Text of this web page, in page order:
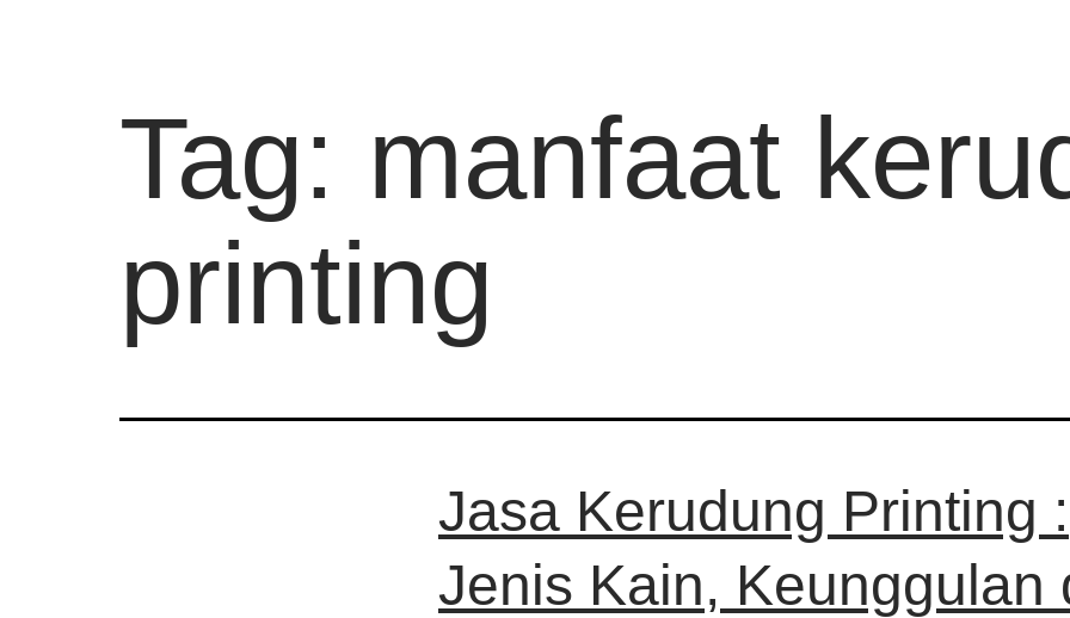
Tag: manfaat
printing
Jasa Kerudung Printing :
Jenis Kain, Keunggulan